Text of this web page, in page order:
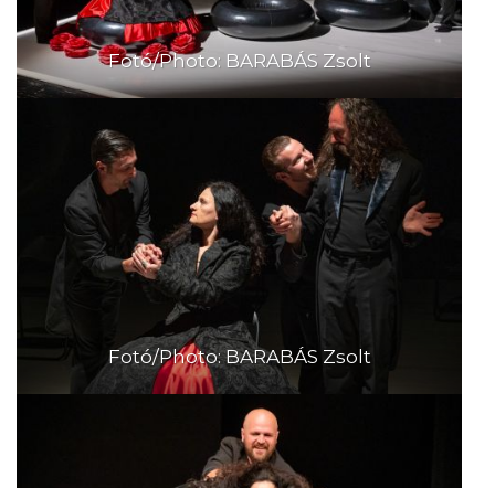
Fotó/Photo: BARABÁS Zsolt
Fotó/Photo: BARABÁS Zsolt